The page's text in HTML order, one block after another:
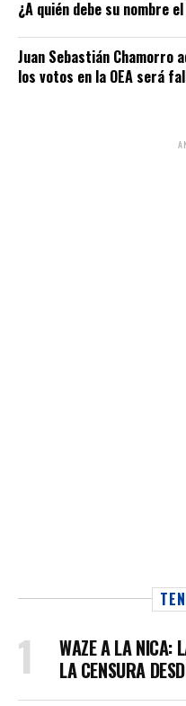
¿A quién debe su nombre
Juan Sebastián Chamorro
los votos en la OEA será
WAZE A LA NICA:
LA CENSURA